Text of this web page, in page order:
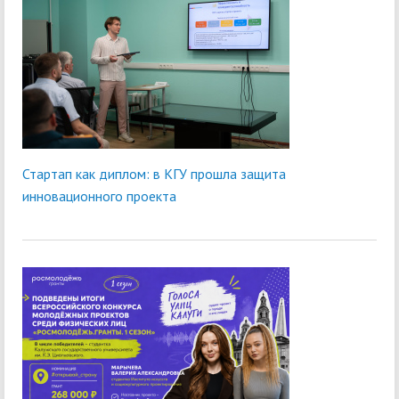
Стартап как диплом: в КГУ прошла защита
инновационного проекта